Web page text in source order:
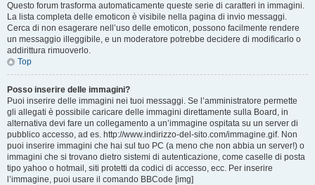
Questo forum trasforma automaticamente queste serie di caratteri in immagini.
La lista completa delle emoticon è visibile nella pagina di invio messaggi.
Cerca di non esagerare nell’uso delle emoticon, possono facilmente rendere
un messaggio illeggibile, e un moderatore potrebbe decidere di modificarlo o
addirittura rimuoverlo.
Top
Posso inserire delle immagini?
Puoi inserire delle immagini nei tuoi messaggi. Se l’amministratore permette
gli allegati è possibile caricare delle immagini direttamente sulla Board, in
alternativa devi fare un collegamento a un’immagine ospitata su un server di
pubblico accesso, ad es. http://www.indirizzo-del-sito.com/immagine.gif. Non
puoi inserire immagini che hai sul tuo PC (a meno che non abbia un server!) o
immagini che si trovano dietro sistemi di autenticazione, come caselle di posta
tipo yahoo o hotmail, siti protetti da codici di accesso, ecc. Per inserire
l’immagine, puoi usare il comando BBCode [img]